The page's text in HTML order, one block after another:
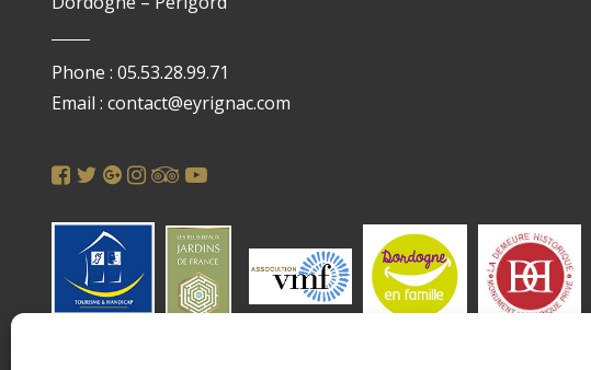
Phone : 05.53.28.99.71
Email : contact@eyrignac.com